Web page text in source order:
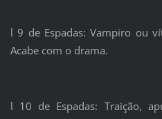
l 9 de Espadas: Vampiro ou
Acabe com o drama.
l 10 de Espadas: Traição,